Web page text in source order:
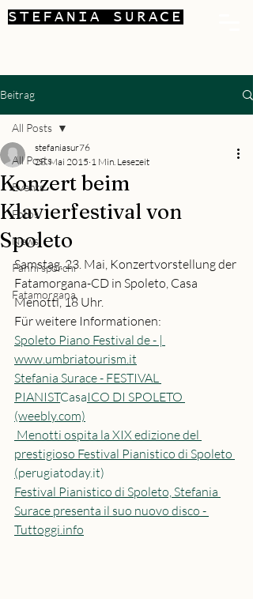
STEFANIA SURACE
Beitrag
All Posts
Events
Fotos
News
Panni sporchi
Fatamorgana
All Posts
Konzert beim
Klavierfestival von
Spoleto
stefaniasur76
28. Mai 2015 1 Min. Lesezeit
Samstag, 23. Mai, Konzertvorstellung der
Fatamorgana-CD in Spoleto, Casa
Menotti, 18 Uhr.
Für weitere Informationen:
Spoleto Piano Festival de - |
www.umbriatourism.it
Stefania Surace - FESTIVAL
PIANISTCasaICO DI SPOLETO
(weebly.com)
prestigioso Festival Pianistico di Spoleto
(perugiatoday.it)
Festival Pianistico di Spoleto, Stefania
Surace presenta il suo nuovo disco -
Tuttoggi.info